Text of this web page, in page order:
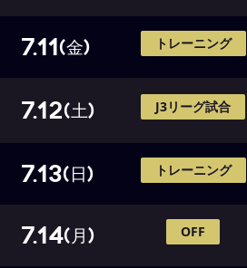
7.11(金) トレーニング
7.12(土) J3リーグ試合
7.13(日) トレーニング
7.14(月) OFF